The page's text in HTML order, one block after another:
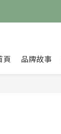
頁 品牌故事